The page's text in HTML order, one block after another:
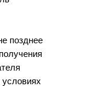
позднее